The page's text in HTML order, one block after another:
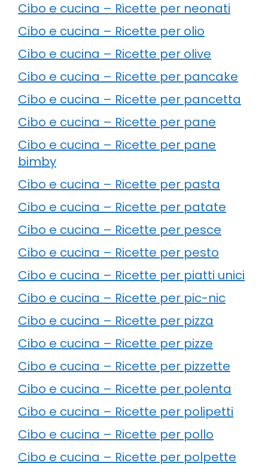
Cibo e cucina – Ricette per neonati
Cibo e cucina – Ricette per olio
Cibo e cucina – Ricette per olive
Cibo e cucina – Ricette per pancake
Cibo e cucina – Ricette per pancetta
Cibo e cucina – Ricette per pane
Cibo e cucina – Ricette per pane
bimby
Cibo e cucina – Ricette per pasta
Cibo e cucina – Ricette per patate
Cibo e cucina – Ricette per pesce
Cibo e cucina – Ricette per pesto
Cibo e cucina – Ricette per piatti unici
Cibo e cucina – Ricette per pic-nic
Cibo e cucina – Ricette per pizza
Cibo e cucina – Ricette per pizze
Cibo e cucina – Ricette per pizzette
Cibo e cucina – Ricette per polenta
Cibo e cucina – Ricette per polipetti
Cibo e cucina – Ricette per pollo
Cibo e cucina – Ricette per polpette